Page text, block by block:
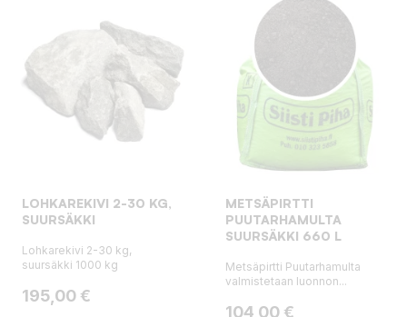
LOHKAREKIVI 2-30 KG,
SUURSÄKKI
Lohkarekivi 2-30 kg,
suursäkki 1000 kg
Hinta
195,00 €
METSÄPIRTTI
PUUTARHAMULTA
SUURSÄKKI 660 L
Metsäpirtti Puutarhamulta
valmistetaan luonnon...
Hinta
104,00 €